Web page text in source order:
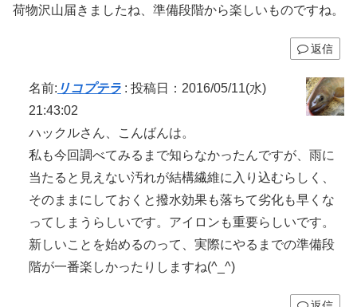
荷物沢山届きましたね、準備段階から楽しいものですね。
返信
名前: リコプテラ : 投稿日：2016/05/11(水)
21:43:02
ハックルさん、こんばんは。
私も今回調べてみるまで知らなかったんですが、雨に
当たると見えない汚れが結構繊維に入り込むらしく、
そのままにしておくと撥水効果も落ちて劣化も早くな
ってしまうらしいです。アイロンも重要らしいです。
新しいことを始めるのって、実際にやるまでの準備段
階が一番楽しかったりしますね(^_^)